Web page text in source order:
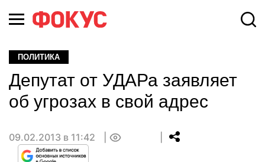
ПОЛИТИКА
Депутат от УДАРа заявляет
об угрозах в свой адрес
09.02.2013 в 11:42